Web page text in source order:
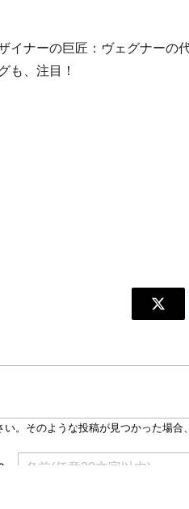
ナーの巨匠：ヴェグナーの
も、注目！